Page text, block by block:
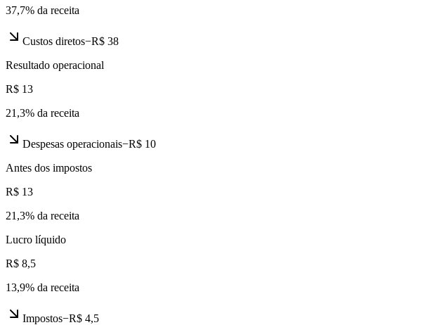
37,7% da receita
Custos diretos−R$ 38
Resultado operacional
R$ 13
21,3% da receita
Despesas operacionais−R$ 10
Antes dos impostos
R$ 13
21,3% da receita
Lucro líquido
R$ 8,5
13,9% da receita
Impostos−R$ 4,5